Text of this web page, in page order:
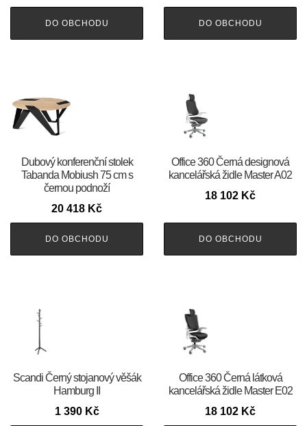
DO OBCHODU DO OBCHODU
Dubový konferenční stolek
Tabanda Mobiush 75 cm s
černou podnoží
20 418 Kč
DO OBCHODU
Office 360 Černá designová
kancelářská židle Master A02
18 102 Kč
DO OBCHODU
Scandi Černý stojanový věšák
Hamburg II
1 390 Kč
Office 360 Černá látková
kancelářská židle Master E02
18 102 Kč